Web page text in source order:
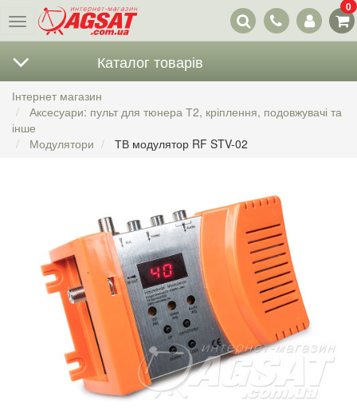
Меню
Наші
контакти
0
Каталог товарів
Інтернет магазин
Аксесуари: пульт для тюнера Т2, кріплення, подовжувачі та
інше
Модулятори
ТВ модулятор RF STV-02